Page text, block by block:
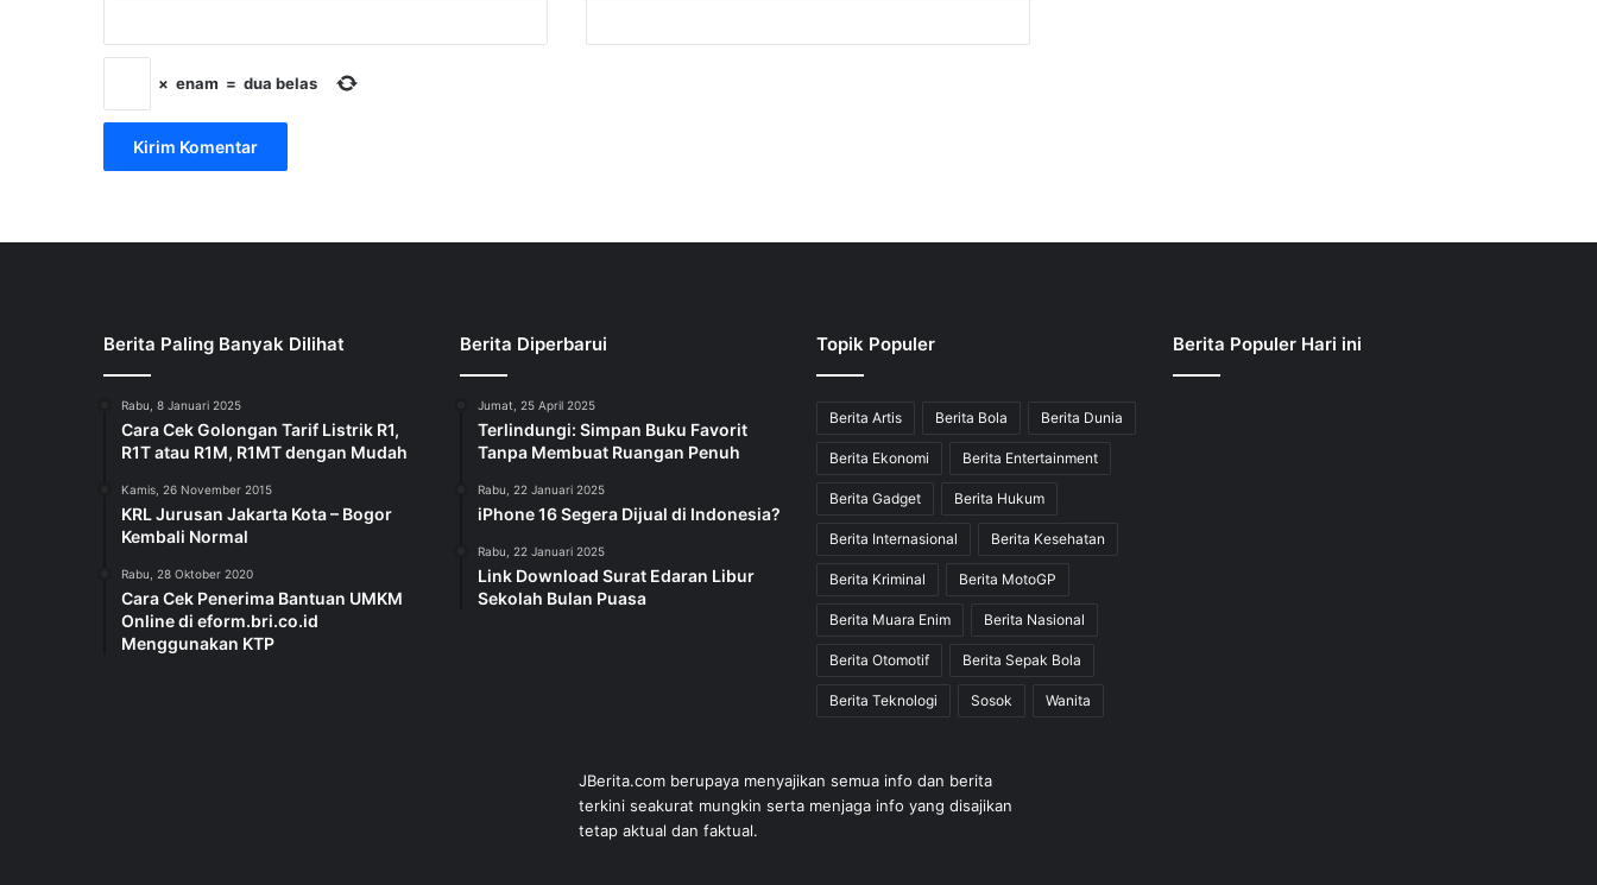
× enam = dua belas
Berita Paling Banyak Dilihat
Rabu, 8 Januari 2025
Cara Cek Golongan Tarif Listrik R1,
R1T atau R1M, R1MT dengan Mudah
Kamis, 26 November 2015
KRL Jurusan Jakarta Kota – Bogor
Kembali Normal
Rabu, 28 Oktober 2020
Cara Cek Penerima Bantuan UMKM
Online di eform.bri.co.id
Menggunakan KTP
Berita Diperbarui
Jumat, 25 April 2025
Terlindungi: Simpan Buku Favorit
Tanpa Membuat Ruangan Penuh
Rabu, 22 Januari 2025
iPhone 16 Segera Dijual di Indonesia?
Rabu, 22 Januari 2025
Link Download Surat Edaran Libur
Sekolah Bulan Puasa
Topik Populer
Berita Artis Berita Bola Berita Dunia
Berita Ekonomi Berita Entertainment
Berita Gadget Berita Hukum
Berita Internasional Berita Kesehatan
Berita Kriminal Berita MotoGP
Berita Muara Enim Berita Nasional
Berita Otomotif Berita Sepak Bola
Berita Teknologi Sosok Wanita
Berita Populer Hari ini
JBerita.com berupaya menyajikan semua info dan berita
terkini seakurat mungkin serta menjaga info yang disajikan
tetap aktual dan faktual.